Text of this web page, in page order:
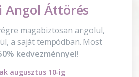
Angol Áttörés
magabiztosan angolul,
a saját tempódban. Most
kedvezménnyel!
augusztus 10-ig